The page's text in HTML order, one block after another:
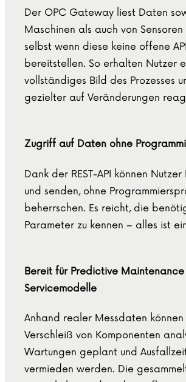
Der OPC Gateway liest Daten
Maschinen als auch von
selbst wenn diese keine offene API
bereitstellen. So erhalten Nutzer
vollständiges Bild des Prozesses
gezielter auf Veränderungen
Zugriff auf Daten ohne
Dank der REST-API können
und senden, ohne
beherrschen. Es reicht, die
Parameter zu kennen – alles ist
Bereit für Predictive Maintenance
Servicemodelle
Anhand realer Messdaten
Verschleiß von Komponenten
Wartungen geplant und
vermieden werden. Die